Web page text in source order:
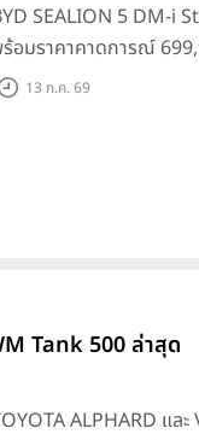
SEALION 5 DM-i
อมราคาคาดการณ์
าสุดที่มีระยะขับขี่รวม
13 ก.ค. 69
Tank 500 ล่าสุด
ALPHARD และ